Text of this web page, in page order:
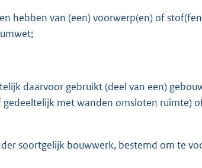
hebben van (een) voorwerp(en) of
daarvoor gebruikt (deel van een)
met wanden omsloten ruimte)
soortgelijk bouwwerk, bestemd om te